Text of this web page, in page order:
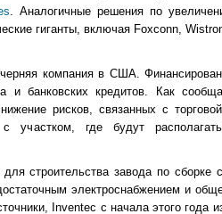
. Аналогичные решения по
гиганты, включая Foxconn,
компания в США.
и банковских кредитов. Как
рисков, связанных с
где будут
строительства завода по
электроснабжением и
Inventec с начала этого года